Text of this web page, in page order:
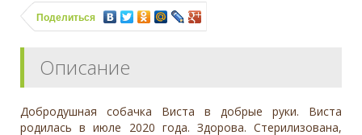
Поделиться
Описание
Добродушная собачка Виста в добрые руки. Виста
родилась в июле 2020 года. Здорова. Стерилизована,